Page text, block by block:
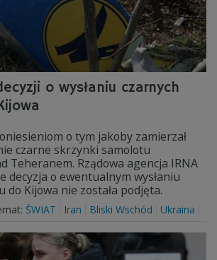
o wysłaniu czarnych
o tym jakoby zamierzał
czarne skrzynki samolotu
Teheranem. Rządowa agencja IRNA
decyzja o ewentualnym wysłaniu
Kijowa nie została podjęta.
ŚWIAT Iran Bliski Wschód Ukraina